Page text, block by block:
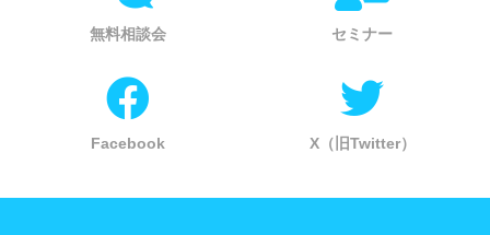
無料相談会 セミナー
Facebook X（旧Twitter）